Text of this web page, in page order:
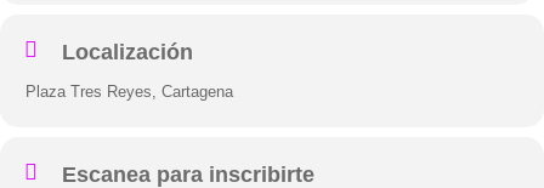
Localización
Plaza Tres Reyes, Cartagena
Escanea para inscribirte